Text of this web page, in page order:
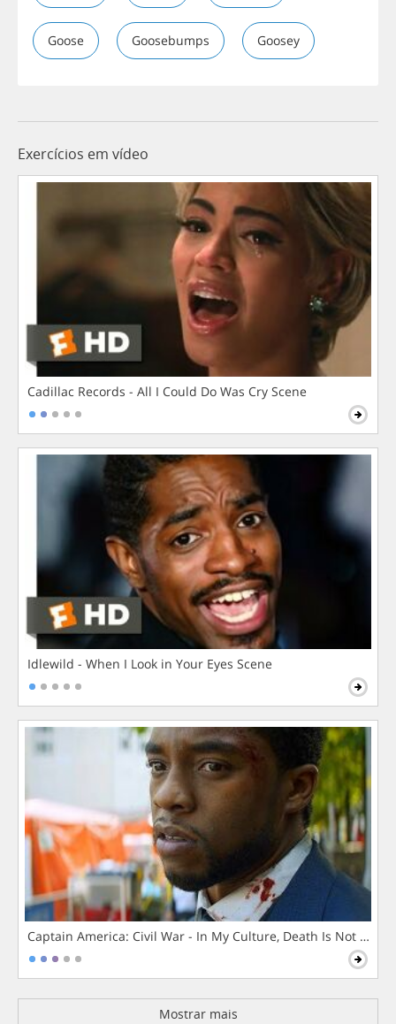
Goose Goosebumps Goosey
Exercícios em vídeo
Cadillac Records - All I Could Do Was Cry Scene
Idlewild - When I Look in Your Eyes Scene
Captain America: Civil War - In My Culture, Death Is Not The
Mostrar mais